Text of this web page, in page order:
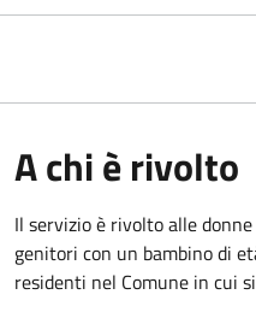
A chi è rivolto
Il servizio è rivolto alle
genitori con un bambino di
residenti nel Comune in cui